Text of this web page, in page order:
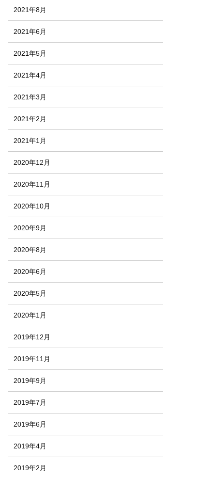
2021年8月
2021年6月
2021年5月
2021年4月
2021年3月
2021年2月
2021年1月
2020年12月
2020年11月
2020年10月
2020年9月
2020年8月
2020年6月
2020年5月
2020年1月
2019年12月
2019年11月
2019年9月
2019年7月
2019年6月
2019年4月
2019年2月